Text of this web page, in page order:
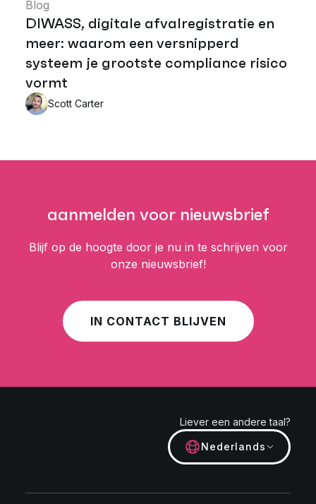
Blog
DIWASS, digitale afvalregistratie en
meer: waarom een versnipperd
systeem je grootste compliance risico
vormt
Scott Carter
aanmelden voor nieuwsbrief
Blijf op de hoogte door je nu in te schrijven voor
onze nieuwsbrief!
IN CONTACT BLIJVEN
Liever een andere taal?
Nederlands